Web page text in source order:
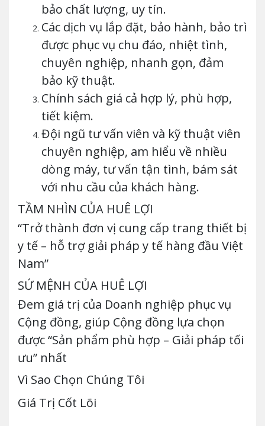
bảo chất lượng, uy tín.
Các dịch vụ lắp đặt, bảo hành, bảo trì
được phục vụ chu đáo, nhiệt tình,
chuyên nghiệp, nhanh gọn, đảm
bảo kỹ thuật.
Chính sách giá cả hợp lý, phù hợp,
tiết kiệm.
Đội ngũ tư vấn viên và kỹ thuật viên
chuyên nghiệp, am hiểu về nhiều
dòng máy, tư vấn tận tình, bám sát
với nhu cầu của khách hàng.
TẦM NHÌN CỦA HUÊ LỢI
“Trở thành đơn vị cung cấp trang thiết bị
y tế – hỗ trợ giải pháp y tế hàng đầu Việt
Nam”
SỨ MỆNH CỦA HUÊ LỢI
Đem giá trị của Doanh nghiệp phục vụ
Cộng đồng, giúp Cộng đồng lựa chọn
được “Sản phẩm phù hợp – Giải pháp tối
ưu” nhất
Vì Sao Chọn Chúng Tôi
Giá Trị Cốt Lõi